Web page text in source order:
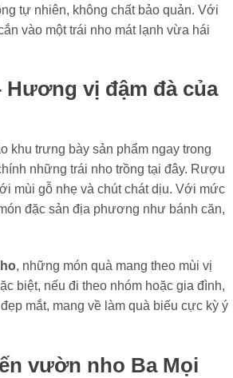
tự nhiên, không chất bảo quản. Với
vào một trái nho mát lạnh vừa hái
vị đậm đà của
khu trưng bày sản phẩm ngay trong
những trái nho trồng tại đây. Rượu
mùi gỗ nhẹ và chút chát dịu. Với mức
đặc sản địa phương như bánh căn,
, những món quà mang theo mùi vị
biệt, nếu đi theo nhóm hoặc gia đình,
mắt, mang về làm quà biếu cực kỳ ý
vườn nho Ba Mọi